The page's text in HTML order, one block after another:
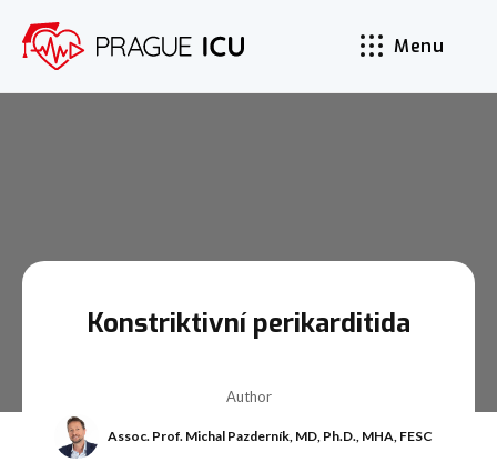
Menu
Konstriktivní perikarditida
Author
Assoc. Prof. Michal Pazderník, MD, Ph.D., MHA, FESC